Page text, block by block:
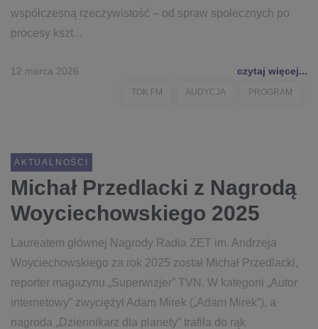
współczesną rzeczywistość – od spraw społecznych po
procesy kszt...
12 marca 2026 czytaj więcej...
TOK FM AUDYCJA PROGRAM
AKTUALNOŚCI
Michał Przedlacki z Nagrodą
Woyciechowskiego 2025
Laureatem głównej Nagrody Radia ZET im. Andrzeja
Woyciechowskiego za rok 2025 został Michał Przedlacki,
reporter magazynu „Superwizjer” TVN. W kategorii „Autor
internetowy” zwyciężył Adam Mirek („Adam Mirek”), a
nagroda „Dziennikarz dla planety” trafiła do rąk